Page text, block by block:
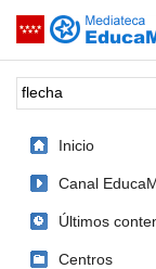
Saltar navegación
Palabra o frase:
Inicio
Canal
Últimos
Centros